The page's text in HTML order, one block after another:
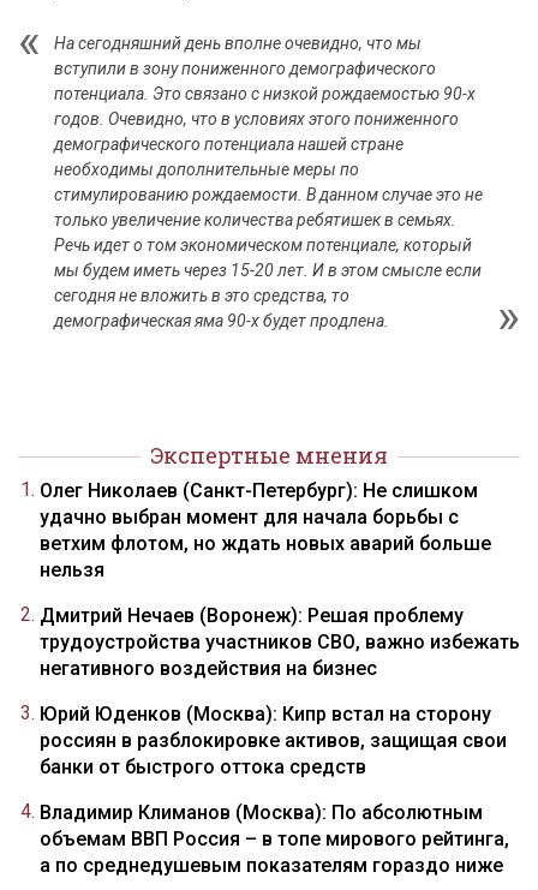
На сегодняшний день вполне очевидно, что мы
вступили в зону пониженного демографического
потенциала. Это связано с низкой рождаемостью 90-х
годов. Очевидно, что в условиях этого пониженного
демографического потенциала нашей стране
необходимы дополнительные меры по
стимулированию рождаемости. В данном случае это не
только увеличение количества ребятишек в семьях.
Речь идет о том экономическом потенциале, который
мы будем иметь через 15-20 лет. И в этом смысле если
сегодня не вложить в это средства, то
демографическая яма 90-х будет продлена.
Экспертные мнения
Олег Николаев (Санкт-Петербург): Не слишком
удачно выбран момент для начала борьбы с
ветхим флотом, но ждать новых аварий больше
нельзя
Дмитрий Нечаев (Воронеж): Решая проблему
трудоустройства участников СВО, важно избежать
негативного воздействия на бизнес
Юрий Юденков (Москва): Кипр встал на сторону
россиян в разблокировке активов, защищая свои
банки от быстрого оттока средств
Владимир Климанов (Москва): По абсолютным
объемам ВВП Россия – в топе мирового рейтинга,
а по среднедушевым показателям гораздо ниже